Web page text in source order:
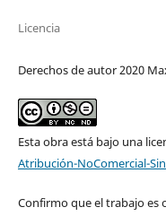
Licencia
Derechos de autor 2020
Esta obra está bajo una
Atribución-NoComercial-
Confirmo que el trabajo